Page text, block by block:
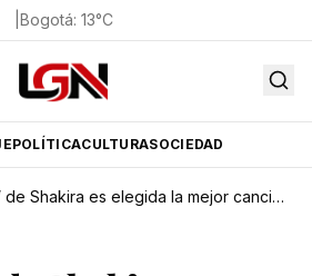
Bogotá: 13°C
POLÍTICACULTURASOCIEDAD
“Dai Dai” de Shakira es elegida la mejor canción oficial de los Mundiales, según Billboard